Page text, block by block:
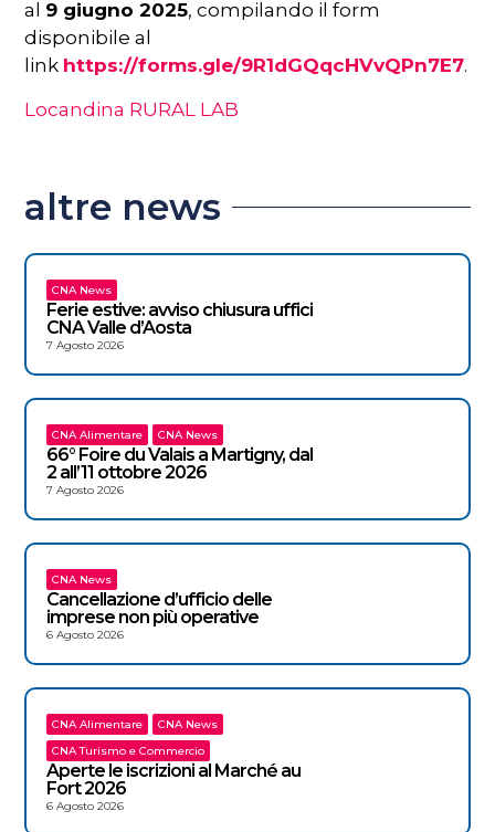
al 9 giugno 2025, compilando il form
disponibile al
link https://forms.gle/9R1dGQqcHVvQPn7E7.
Locandina RURAL LAB
altre news
CNA News
Ferie estive: avviso chiusura uffici
CNA Valle d’Aosta
7 Agosto 2026
CNA Alimentare CNA News
66° Foire du Valais a Martigny, dal
2 all’11 ottobre 2026
7 Agosto 2026
CNA News
Cancellazione d’ufficio delle
imprese non più operative
6 Agosto 2026
CNA Alimentare
CNA News
CNA Turismo e Commercio
Aperte le iscrizioni al Marché au
Fort 2026
6 Agosto 2026